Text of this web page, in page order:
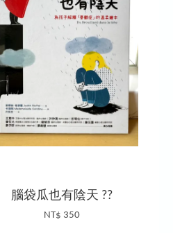
腦袋瓜也有陰天 ??
NT$ 350